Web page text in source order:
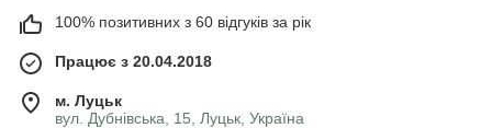
100% позитивних з 60 відгуків за рік
Працює з 20.04.2018
м. Луцьк
вул. Дубнівська, 15, Луцьк, Україна